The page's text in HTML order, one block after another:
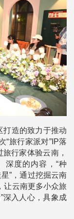
打造的致力于推动
“旅行家派对”IP落
行家体验云南，
深度的内容，“种
”，通过挖掘云南
让云南更多小众旅
深入人心，具象成